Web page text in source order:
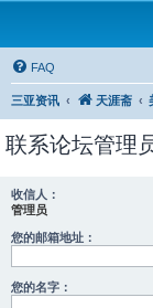
FAQ
三亚资讯 天涯斋
联系论坛管理
收信人：
管理员
您的邮箱地址：
您的名字：